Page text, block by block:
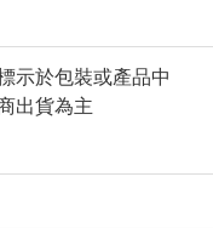
示於包裝或產品中
出貨為主